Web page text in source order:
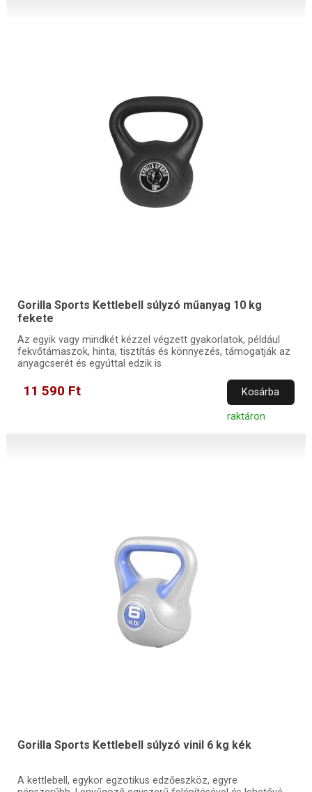
Gorilla Sports Kettlebell súlyzó műanyag 10 kg
fekete
Az egyik vagy mindkét kézzel végzett gyakorlatok, például
fekvőtámaszok, hinta, tisztítás és könnyezés, támogatják az
anyagcserét és egyúttal edzik is
11 590 Ft Kosárba
raktáron
Gorilla Sports Kettlebell súlyzó vinil 6 kg kék
A kettlebell, egykor egzotikus edzőeszköz, egyre